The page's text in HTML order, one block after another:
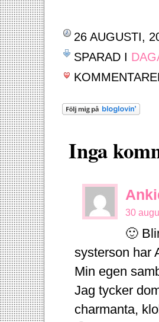
26 AUGUSTI,
SPARAD I
Inga
30
🙂
systerson har
Min egen
Jag tycker
charmanta,